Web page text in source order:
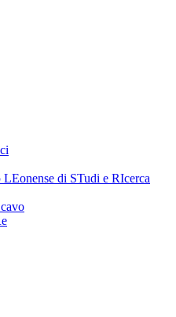
di STudi e RIcerca